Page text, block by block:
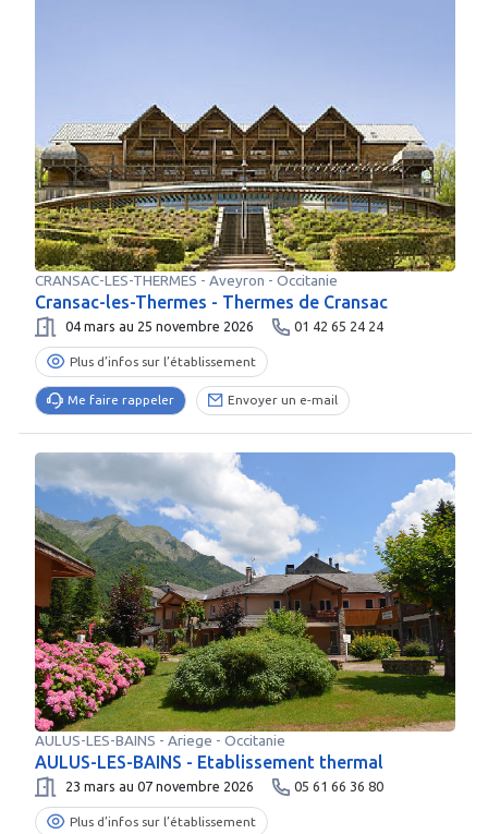
CRANSAC-LES-THERMES - Aveyron - Occitanie
Cransac-les-Thermes - Thermes de Cransac
04 mars au 25 novembre 2026 01 42 65 24 24
Plus d’infos sur l’établissement
Me faire rappeler Envoyer un e-mail
AULUS-LES-BAINS - Ariege - Occitanie
AULUS-LES-BAINS - Etablissement thermal
23 mars au 07 novembre 2026 05 61 66 36 80
Plus d’infos sur l’établissement